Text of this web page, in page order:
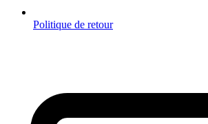
Politique de retour